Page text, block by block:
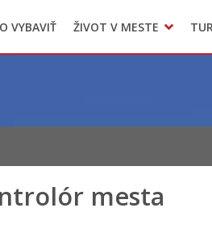
Transparentné mesto
Voľba hlavného kontrolóra
VYBAVIŤ ŽIVOT V MESTE
LIMKA
mesta